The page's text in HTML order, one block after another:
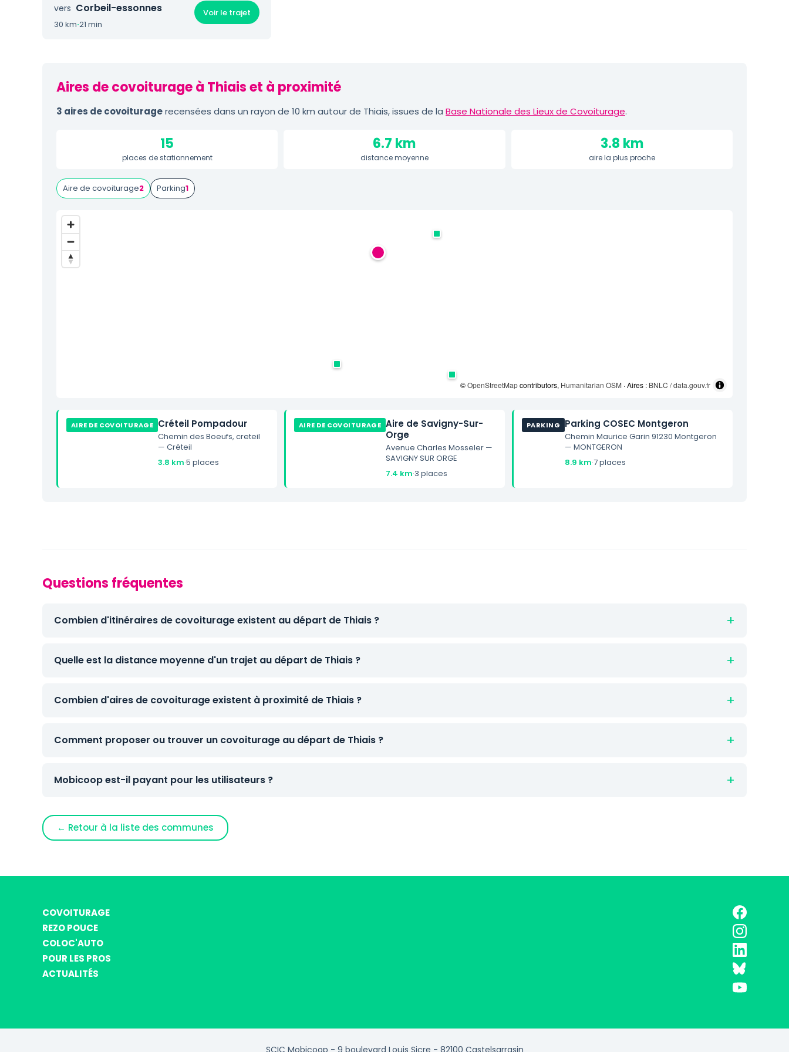
vers Corbeil-essonnes
30 km·21 min
Voir le trajet
Aires de covoiturage à Thiais et à proximité
3 aires de covoituragerecensées dans un rayon de 10 km autour de Thiais, issues de la Base Nationale des Lieux de Covoiturage.
15
places de stationnement
6.7 km
distance moyenne
3.8 km
aire la plus proche
Aire de covoiturage2 Parking1
©OpenStreetMapcontributors, Humanitarian OSM · Aires : BNLC / data.gouv.fr
AIRE DE COVOITURAGE Créteil Pompadour
Chemin des Boeufs, creteil
— Créteil
3.8 km·5 places
AIRE DE COVOITURAGE Aire de Savigny-Sur-
Orge
Avenue Charles Mosseler —
SAVIGNY SUR ORGE
7.4 km·3 places
PARKING Parking COSEC Montgeron
Chemin Maurice Garin 91230 Montgeron
— MONTGERON
8.9 km·7 places
Questions fréquentes
Combien d'itinéraires de covoiturage existent au départ de Thiais ?
Quelle est la distance moyenne d'un trajet au départ de Thiais ?
Combien d'aires de covoiturage existent à proximité de Thiais ?
Comment proposer ou trouver un covoiturage au départ de Thiais ?
Mobicoop est-il payant pour les utilisateurs ?
← Retour à la liste des communes
COVOITURAGE
REZO POUCE
COLOC'AUTO
POUR LES PROS
ACTUALITÉS
SCIC Mobicoop - 9 boulevard Louis Sicre - 82100 Castelsarrasin